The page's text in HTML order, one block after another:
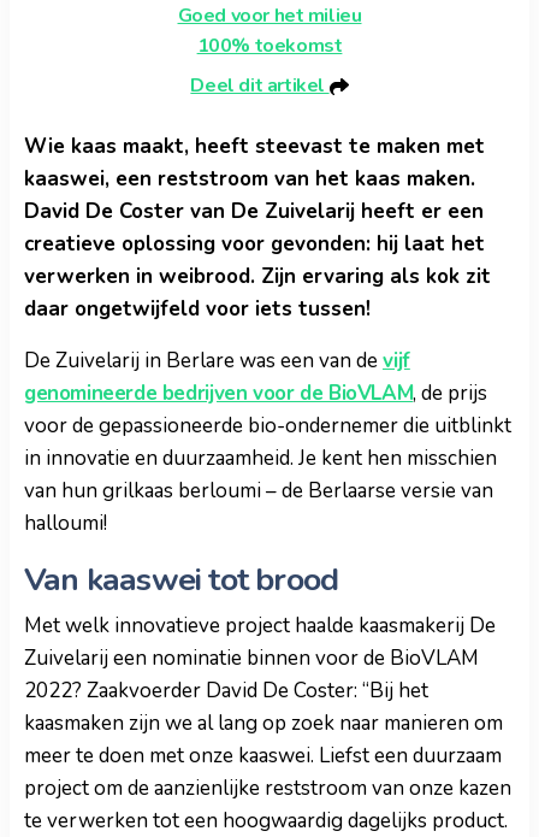
Goed voor het milieu
100% toekomst
Deel dit artikel
Wie kaas maakt, heeft steevast te maken met
kaaswei, een reststroom van het kaas maken.
David De Coster van De Zuivelarij heeft er een
creatieve oplossing voor gevonden: hij laat het
verwerken in weibrood. Zijn ervaring als kok zit
daar ongetwijfeld voor iets tussen!
De Zuivelarij in Berlare was een van devijf
genomineerde bedrijven voor de BioVLAM, de prijs
voor de gepassioneerde bio-ondernemer die uitblinkt
in innovatie en duurzaamheid. Je kent hen misschien
van hun grilkaas berloumi – de Berlaarse versie van
halloumi!
Van kaaswei tot brood
Met welk innovatieve project haalde kaasmakerij De
Zuivelarij een nominatie binnen voor de BioVLAM
2022? Zaakvoerder David De Coster: “Bij het
kaasmaken zijn we al lang op zoek naar manieren om
meer te doen met onze kaaswei. Liefst een duurzaam
project om de aanzienlijke reststroom van onze kazen
te verwerken tot een hoogwaardig dagelijks product.